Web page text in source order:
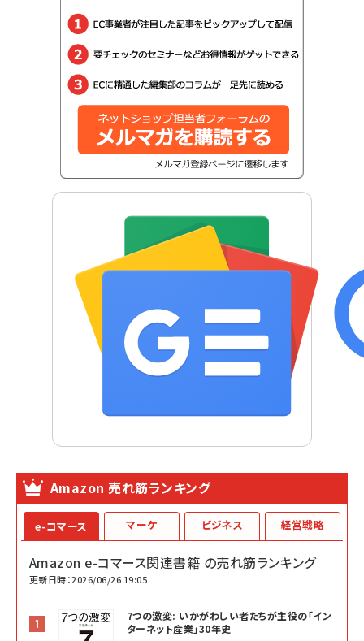
Amazon 売れ筋ランキング
e-コマース
Amazon e-コマース関連書籍 の売れ筋ランキング
更新日時：2026/06/26 19:05
7つの激変: いかがわしい者たちが主役の「イン
ターネット産業」30年史
マーケ ビジネス 経営戦略